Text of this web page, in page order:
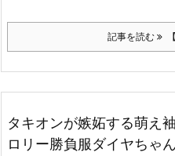
記事を読む 【
タキオンが嫉妬する萌え
ロリー勝負服ダイヤちゃ